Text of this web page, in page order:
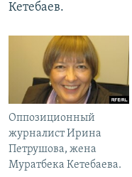
Кетебаев.
Оппозиционный
журналист Ирина
Петрушова, жена
Муратбека Кетебаева.